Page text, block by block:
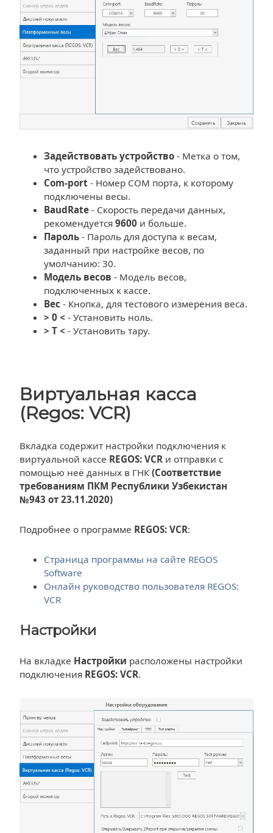
Задействовать устройство - Метка о том,
что устройство задействовано.
Com-port - Номер COM порта, к которому
подключены весы.
BaudRate - Скорость передачи данных,
рекомендуется 9600 и больше.
Пароль - Пароль для доступа к весам,
заданный при настройке весов, по
умолчанию: 30.
Модель весов - Модель весов,
подключенных к кассе.
Вес - Кнопка, для тестового измерения веса.
> 0 < - Установить ноль.
> Т < - Установить тару.
Виртуальная касса
(Regos: VCR)
Вкладка содержит настройки подключения к
виртуальной кассе REGOS: VCR и отправки с
помощью неё данных в ГНК (Соответствие
требованиям ПКМ Республики Узбекистан
№943 от 23.11.2020)
Подробнее о программе REGOS: VCR:
Страница программы на сайте REGOS
Software
Онлайн руководство пользователя REGOS:
VCR
Настройки
На вкладке Настройки расположены настройки
подключения REGOS: VCR.